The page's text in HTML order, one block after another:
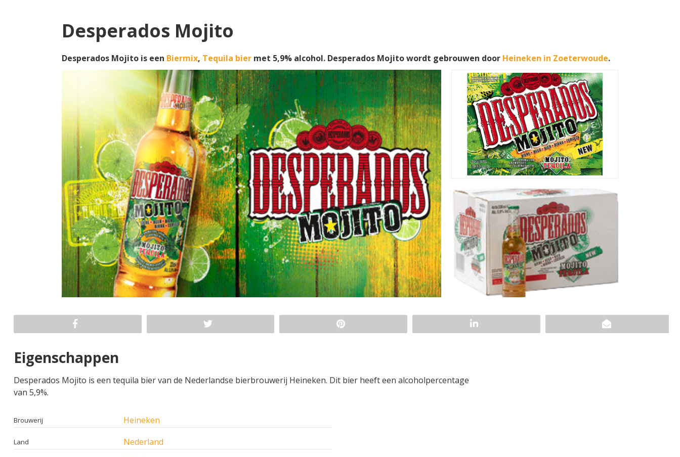
Desperados Mojito
Desperados Mojito is een Biermix, Tequila bier met 5,9% alcohol. Desperados Mojito wordt gebrouwen door Heineken in Zoeterwoude.
Eigenschappen
Desperados Mojito is een tequila bier van de Nederlandse bierbrouwerij Heineken. Dit bier heeft een alcoholpercentage
van 5,9%.
Brouwerij Heineken
Land Nederland